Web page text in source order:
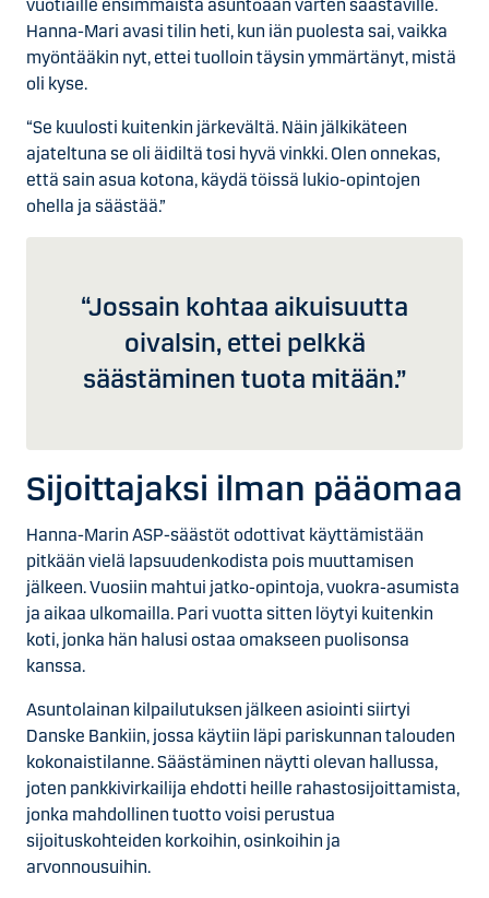
vuotiaille ensimmäistä asuntoaan varten säästäville.
Hanna-Mari avasi tilin heti, kun iän puolesta sai, vaikka
myöntääkin nyt, ettei tuolloin täysin ymmärtänyt, mistä
oli kyse.
“Se kuulosti kuitenkin järkevältä. Näin jälkikäteen
ajateltuna se oli äidiltä tosi hyvä vinkki. Olen onnekas,
että sain asua kotona, käydä töissä lukio-opintojen
ohella ja säästää.”
“Jossain kohtaa aikuisuutta
oivalsin, ettei pelkkä
säästäminen tuota mitään.”
Sijoittajaksi ilman pääomaa
Hanna-Marin ASP-säästöt odottivat käyttämistään
pitkään vielä lapsuudenkodista pois muuttamisen
jälkeen. Vuosiin mahtui jatko-opintoja, vuokra-asumista
ja aikaa ulkomailla. Pari vuotta sitten löytyi kuitenkin
koti, jonka hän halusi ostaa omakseen puolisonsa
kanssa.
Asuntolainan kilpailutuksen jälkeen asiointi siirtyi
Danske Bankiin, jossa käytiin läpi pariskunnan talouden
kokonaistilanne. Säästäminen näytti olevan hallussa,
joten pankkivirkailija ehdotti heille rahastosijoittamista,
jonka mahdollinen tuotto voisi perustua
sijoituskohteiden korkoihin, osinkoihin ja
arvonnousuihin.